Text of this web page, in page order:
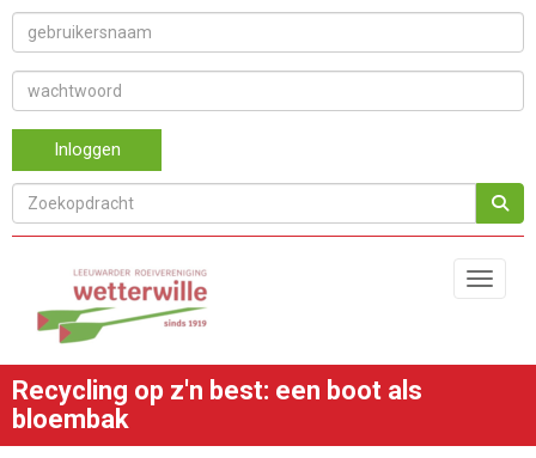
Inloggen
Recycling op z'n best: een boot als
bloembak